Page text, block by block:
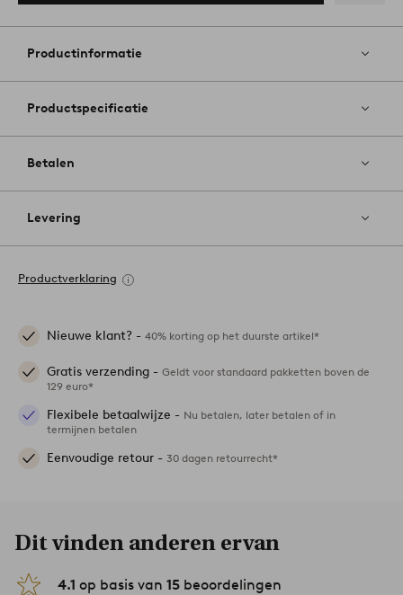
aan
Productinformatie
Productspecificatie
Betalen
Levering
Productverklaring
Nieuwe klant? - 40% korting op het duurste artikel*
Gratis verzending - Geldt voor standaard pakketten boven de
129 euro*
Flexibele betaalwijze - Nu betalen, later betalen of in
termijnen betalen
Eenvoudige retour - 30 dagen retourrecht*
Dit vinden anderen ervan
4.1 op basis van 15 beoordelingen